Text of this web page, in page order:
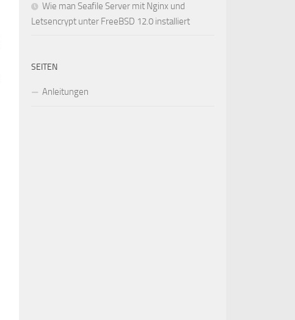
Wie man Seafile Server mit Nginx und
Letsencrypt unter FreeBSD 12.0 installiert
SEITEN
Anleitungen